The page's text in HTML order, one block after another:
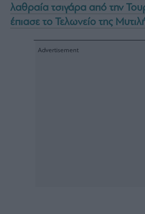
λαθραία τσιγάρα από την
έπιασε το Τελωνείο της